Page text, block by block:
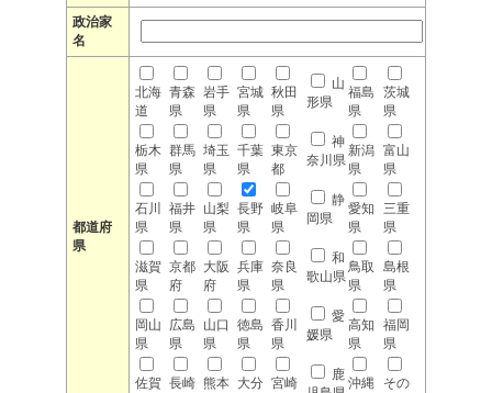
政治家
名
都道府
県
北海
道
青森
県
岩手
県
宮城
県
秋田
県
山
形県
福島
県
茨城
県
栃木
県
群馬
県
埼玉
県
千葉
県
東京
都
神
奈川県
新潟
県
富山
県
石川
県
福井
県
山梨
県
長野
県
岐阜
県
静
岡県
愛知
県
三重
県
滋賀
県
京都
府
大阪
府
兵庫
県
奈良
県
和
歌山県
鳥取
県
島根
県
岡山
県
広島
県
山口
県
徳島
県
香川
県
愛
媛県
高知
県
福岡
県
佐賀 長崎 熊本 大分 宮崎
鹿
沖縄
その